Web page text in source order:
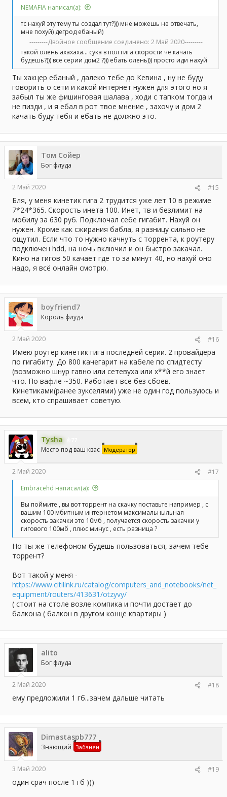
NEMAFIA написал(а):
тс нахуй эту тему ты создал тут?))) мне можешь не отвечать,
мне похуй) дегрод ебаный)
---------Двойное сообщение соединено: 2 Май 2020---------
такой олень ахахаха... сука в пол гига скорости че качать
будешь?))) все серии дом2 ?))) ебать олень))) просто иди нахуй
Ты хакцер ебаный , далеко тебе до Кевина , ну не буду
говорить о сети и какой интернет нужен для этого но я
забыл ты же фишинговая шалава , ходи с тапком тогда и
не пизди , и я ебал в рот твое мнение , захочу и дом 2
качать буду тебя и ебать не должно это.
Том Сойер
Бог флуда
2 Май 2020 #15
Бля, у меня кинетик гига 2 трудится уже лет 10 в режиме
7*24*365. Скорость инета 100. Инет, тв и безлимит на
мобилу за 630 руб. Подключал себе гигабит. Нахуй он
нужен. Кроме как сжирания бабла, я разницу сильно не
ощутил. Если что то нужно качнуть с торрента, к роутеру
подключен hdd, на ночь включил и он быстро закачал.
Кино на гигов 50 качает где то за минут 40, но нахуй оно
надо, я всё онлайн смотрю.
boyfriend7
Король флуда
2 Май 2020 #16
Имею роутер кинетик гига последней серии. 2 провайдера
по гигабиту. До 800 качегарит на кабеле по спидтесту
(возможно шнур гавно или сетевуха или х**й его знает
что. По вафле ~350. Работает все без сбоев.
Кинетиками(ранее зукселями) уже не один год пользуюсь и
всем, кто спрашивает советую.
Tysha
Место под ваш квас Модератор
2 Май 2020
#17
Embracehd написал(а):
Вы поймите , вы вот торрент на скачку поставьте например , с
вашим 100 мбитным интернетом максимальныльная
скорость закачки это 10мб , получается скорость закачки у
гигового 100мб , плюс минус , есть разница ?
Но ты же телефоном будешь пользоваться, зачем тебе
торрент?
Вот такой у меня -
https://www.citilink.ru/catalog/computers_and_notebooks/net_
equipment/routers/413631/otzyvy/
( стоит на столе возле компика и почти достает до
балкона ( балкон в другом конце квартиры )
alito
Бог флуда
2 Май 2020 #18
ему предложили 1 гб...зачем дальше читать
Dimastaspb777
Знающий Забанен
3 Май 2020 #19
один срач после 1 гб )))